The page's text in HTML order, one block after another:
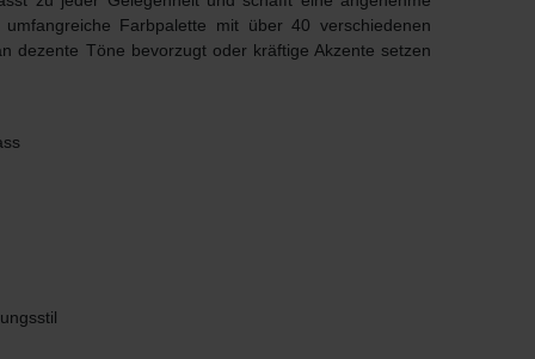
Farbpalette mit über 40 verschiedenen
dezente Töne bevorzugt oder kräftige Akzente setzen